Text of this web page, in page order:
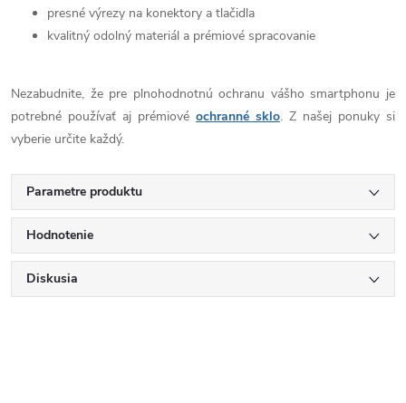
presné výrezy na konektory a tlačidla
kvalitný odolný materiál a prémiové spracovanie
Nezabudnite, že pre plnohodnotnú ochranu vášho smartphonu je
potrebné používať aj prémiové ochranné sklo. Z našej ponuky si
vyberie určite každý.
Parametre produktu
Hodnotenie
Diskusia